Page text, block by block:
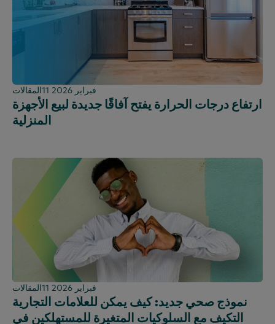
المقالات 11 فبراير 2026
ارتفاع درجات الحرارة يفتح آفاقًا جديدة لبيع الأجهزة
المنزلية
المقالات 11 فبراير 2026
نموذج صحي جديد: كيف يمكن للعلامات التجارية
التكيف مع السلوكيات المتغيرة للمستهلكين في